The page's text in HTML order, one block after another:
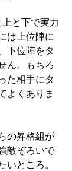
と下で実力
は上位陣に
下位陣をタ
ん。もちろ
た相手にタ
よくありま
の昇格組が
敵ぞろいで
いところ。